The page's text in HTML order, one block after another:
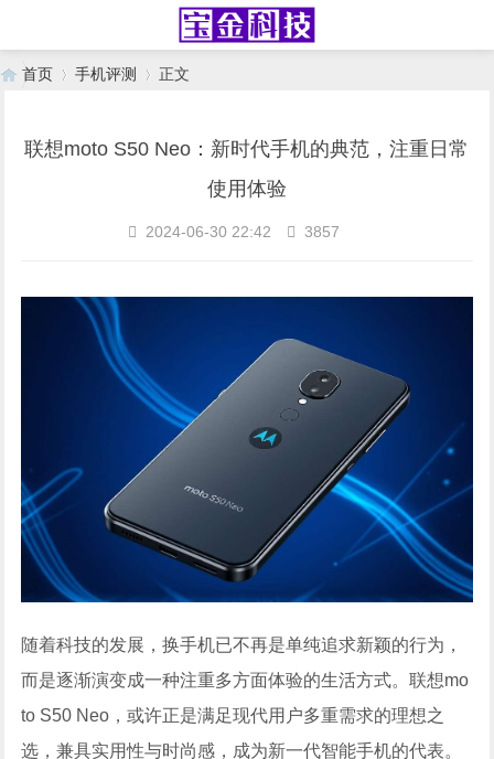
首页 手机评测 正文
联想moto S50 Neo：新时代手机的典范，注重日常
使用体验
2024-06-30 22:42 3857
随着科技的发展，换手机已不再是单纯追求新颖的行为，
而是逐渐演变成一种注重多方面体验的生活方式。联想mo
to S50 Neo，或许正是满足现代用户多重需求的理想之
选，兼具实用性与时尚感，成为新一代智能手机的代表。